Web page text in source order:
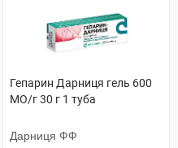
Гепарин Дарниця гель 600
МО/г 30 г 1 туба
Дарниця ФФ